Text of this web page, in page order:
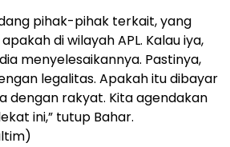
pihak-pihak terkait, yang
di wilayah APL. Kalau iya,
menyelesaikannya. Pastinya,
legalitas. Apakah itu dibayar
dengan rakyat. Kita agendakan
ini,” tutup Bahar.